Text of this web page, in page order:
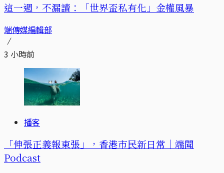
這一週，不漏讀：「世界盃私有化」金權風暴
端傳媒編輯部
3 小時前
播客
「伸張正義報東張」，香港市民新日常｜端聞
Podcast